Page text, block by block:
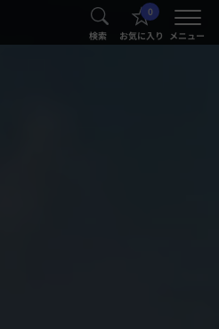
検索
0
お気に入り メニュー
®